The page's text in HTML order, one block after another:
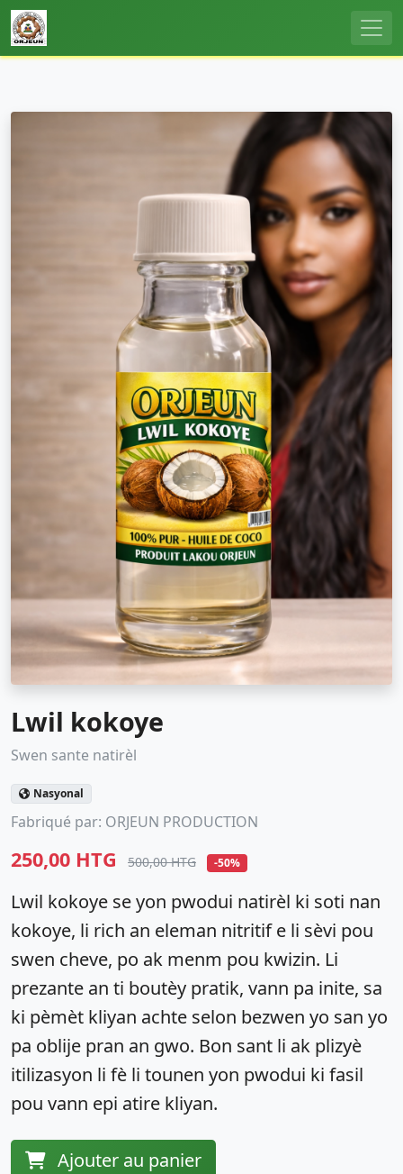
Lwil kokoye
Swen sante natirèl
Nasyonal
Fabriqué par: ORJEUN PRODUCTION
250,00 HTG 500,00 HTG -50%
Lwil kokoye se yon pwodui natirèl ki soti nan
kokoye, li rich an eleman nitritif e li sèvi pou
swen cheve, po ak menm pou kwizin. Li
prezante an ti boutèy pratik, vann pa inite, sa
ki pèmèt kliyan achte selon bezwen yo san yo
pa oblije pran an gwo. Bon sant li ak plizyè
itilizasyon li fè li tounen yon pwodui ki fasil
pou vann epi atire kliyan.
Ajouter au panier